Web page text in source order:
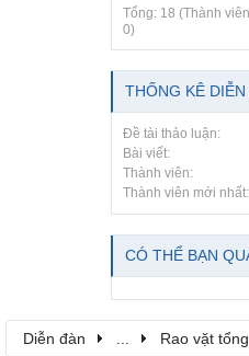
Tổng: 18 (Thành
0)
THỐNG KÊ
Đề tài thảo luận:
Bài viết:
Thành viên:
Thành viên mới nhất:
CÓ THỂ BẠN
Diễn đàn Rao vặt